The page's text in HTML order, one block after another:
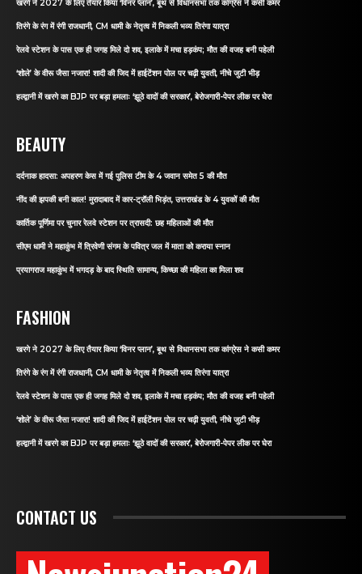
खरगे ने 2027 के लिए तैयार किया ‘विनर प्लान’, बूथ से विधानसभा तक कांग्रेस ने कसी कमर
तिरंगे के रंग में रंगी राजधानी, CM धामी के नेतृत्व में निकली भव्य तिरंगा यात्रा
रेलवे स्टेशन के पास एक ही जगह मिले दो शव, इलाके में मचा हड़कंप; मौत की वजह बनी पहेली
‘शोले’ के वीरू जैसा नजारा! शादी की जिद में हाईटेंशन पोल पर चढ़ी युवती, नीचे जुटी भीड़
हल्द्वानी में खरगे का BJP पर बड़ा हमलाः ‘झूठे वादों की सरकार’, बेरोजगारी-पेपर लीक पर घेरा
BEAUTY
दर्दनाक हादसा: अपहरण केस में गई पुलिस टीम के 4 जवान समेत 5 की मौत
नींद की झपकी बनी काल! मुरादाबाद में कार-ट्रॉली भिड़ंत, उत्तराखंड के 4 युवकों की मौत
कार्तिक पूर्णिमा पर चुनार रेलवे स्टेशन पर त्रासदी: छह महिलाओं की मौत
सीएम धामी ने महाकुंभ में त्रिवेणी संगम के पवित्र जल में माता को कराया स्नान
प्रयागराज महाकुंभ में भगदड़ के बाद स्थिति सामान्य, किच्छा की महिला का मिला शव
FASHION
खरगे ने 2027 के लिए तैयार किया ‘विनर प्लान’, बूथ से विधानसभा तक कांग्रेस ने कसी कमर
तिरंगे के रंग में रंगी राजधानी, CM धामी के नेतृत्व में निकली भव्य तिरंगा यात्रा
रेलवे स्टेशन के पास एक ही जगह मिले दो शव, इलाके में मचा हड़कंप; मौत की वजह बनी पहेली
‘शोले’ के वीरू जैसा नजारा! शादी की जिद में हाईटेंशन पोल पर चढ़ी युवती, नीचे जुटी भीड़
हल्द्वानी में खरगे का BJP पर बड़ा हमलाः ‘झूठे वादों की सरकार’, बेरोजगारी-पेपर लीक पर घेरा
CONTACT US